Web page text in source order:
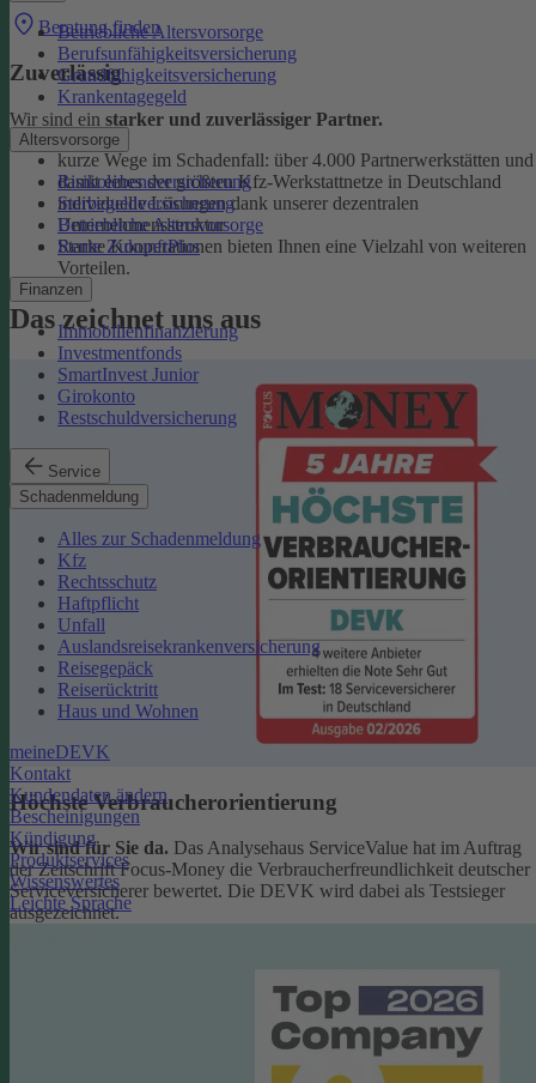
Betriebliche Altersvorsorge
Berufsunfähigkeitsversicherung
Grundfähigkeitsversicherung
Krankentagegeld
Altersvorsorge
Risikolebensversicherung
Sterbegeldversicherung
Betriebliche Altersvorsorge
Rente ZukunftPlus
Finanzen
Immobilienfinanzierung
Investmentfonds
SmartInvest Junior
Girokonto
Restschuldversicherung
Service
Schadenmeldung
Alles zur Schadenmeldung
Kfz
Rechtsschutz
Haftpflicht
Unfall
Auslandsreisekrankenversicherung
Reisegepäck
Reiserücktritt
Haus und Wohnen
meineDEVK
Kontakt
Kundendaten ändern
Bescheinigungen
Kündigung
Produktservices
Wissenswertes
Leichte Sprache
Beratung finden
Zuverlässig
Wir sind ein starker und zuverlässiger Partner.
kurze Wege im Schadenfall: über 4.000 Partnerwerkstätten und
damit eines der größten Kfz-Werkstattnetze in Deutschland
individuelle Lösungen dank unserer dezentralen
Unternehmensstruktur
Starke Kooperationen bieten Ihnen eine Vielzahl von weiteren
Vorteilen.
Das zeichnet uns aus
Höchste Verbraucherorientierung
Wir sind für Sie da. Das Analysehaus ServiceValue hat im Auftrag
der Zeitschrift Focus-Money die Verbraucherfreundlichkeit deutscher
Serviceversicherer bewertet. Die DEVK wird dabei als Testsieger
ausgezeichnet.